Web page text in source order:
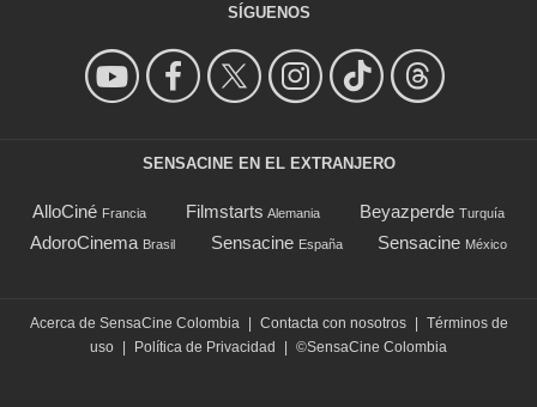
SÍGUENOS
SENSACINE EN EL EXTRANJERO
AlloCiné Francia Filmstarts Alemania Beyazperde Turquía
AdoroCinema Brasil Sensacine España Sensacine México
Acerca de SensaCine Colombia Contacta con nosotros
Términos de
uso
Política de Privacidad ©SensaCine Colombia